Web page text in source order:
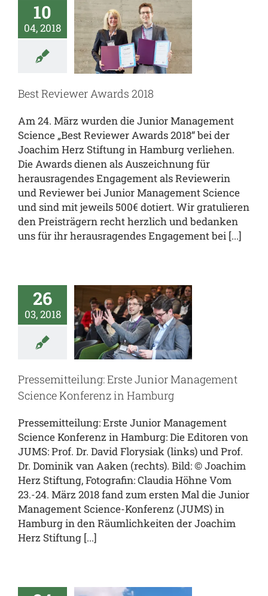
10
04, 2018
2018
team.JUMS
Best Reviewer Awards 2018
Am 24. März wurden die Junior Management
Science „Best Reviewer Awards 2018“ bei der
Joachim Herz Stiftung in Hamburg verliehen.
Die Awards dienen als Auszeichnung für
herausragendes Engagement als Reviewerin
und Reviewer bei Junior Management Science
und sind mit jeweils 500€ dotiert. Wir gratulieren
den Preisträgern recht herzlich und bedanken
uns für ihr herausragendes Engagement bei [...]
26
03, 2018
Junior
JUMS.inside
Pressemitteilung: Erste Junior Management
Science Konferenz in Hamburg
Pressemitteilung: Erste Junior Management
Science Konferenz in Hamburg: Die Editoren von
JUMS: Prof. Dr. David Florysiak (links) und Prof.
Dr. Dominik van Aaken (rechts). Bild: © Joachim
Herz Stiftung, Fotografin: Claudia Höhne Vom
23.-24. März 2018 fand zum ersten Mal die Junior
Management Science-Konferenz (JUMS) in
Hamburg in den Räumlichkeiten der Joachim
Herz Stiftung [...]